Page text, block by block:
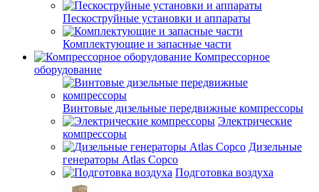
Пескоструйные установки и аппараты
Комплектующие и запасные части
Компрессорное
оборудование
Винтовые дизельные передвижные компрессоры
Электрические
компрессоры
Дизельные
генераторы Atlas Copco
Подготовка воздуха